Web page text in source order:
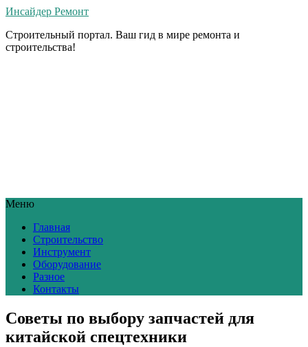
Инсайдер Ремонт
Строительный портал. Ваш гид в мире ремонта и
строительства!
Меню
Главная
Строительство
Инструмент
Оборудование
Разное
Контакты
Советы по выбору запчастей для
китайской спецтехники